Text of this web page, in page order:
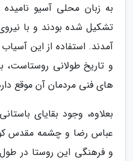
به زبان محلی آسیو
تشکیل شده بودند و با
آمدند. استفاده از این
و تاریخ طولانی
های فنی مردمان آن موقع
بعلاوه، وجود بقایای
عباس رضا و چشمه مقدس
و فرهنگی این روستا در